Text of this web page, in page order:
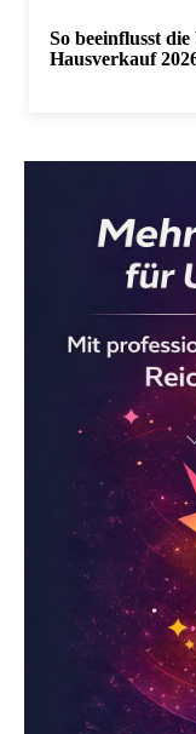
So beeinflusst
Hausverkauf